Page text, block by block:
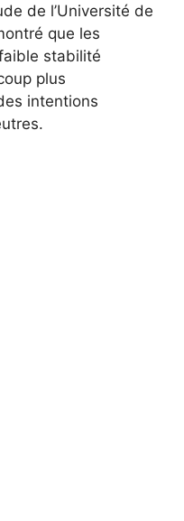
de l’Université de
que les
stabilité
plus
intentions